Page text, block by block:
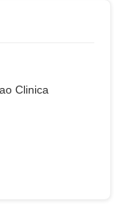
Clinica